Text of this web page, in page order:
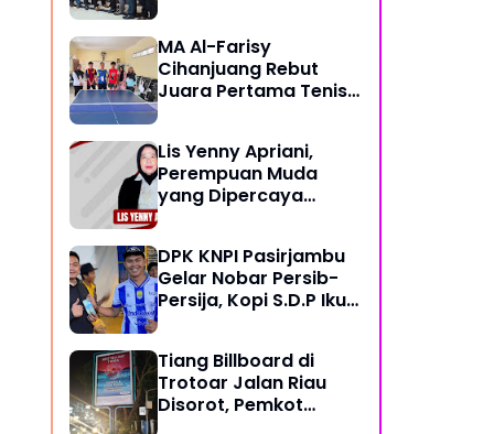
MA Al-Farisy
Cihanjuang Rebut
Juara Pertama Tenis
Lis Yenny Apriani,
Perempuan Muda
yang Dipercaya
DPK KNPI Pasirjambu
Gelar Nobar Persib-
Persija, Kopi S.D.P Ikut
Tiang Billboard di
Trotoar Jalan Riau
Disorot, Pemkot